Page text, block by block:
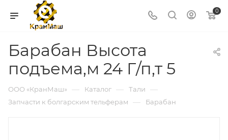
0
Барабан Высота
подъема,м 24 Г/п,т 5
ООО «КранМаш» — Каталог — Тали —
Запчасти к болгарским тельферам — Барабан